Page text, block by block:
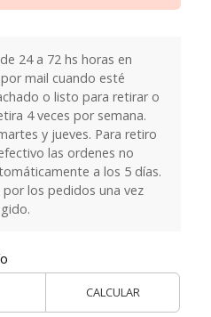
24 a 72 hs horas en
mail cuando esté
o listo para retirar o
4 veces por semana.
y jueves. Para retiro
las ordenes no
a los 5 días.
los pedidos una vez
CALCULAR